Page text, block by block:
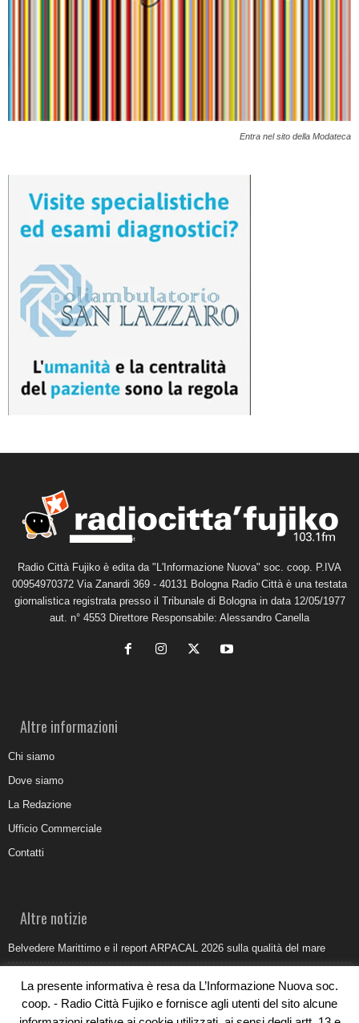
Entra nel sito della Modateca
Radio Città Fujiko è edita da "L'Informazione Nuova" soc. coop. P.IVA
00954970372 Via Zanardi 369 - 40131 Bologna Radio Città è una testata
giornalistica registrata presso il Tribunale di Bologna in data 12/05/1977
aut. n° 4553 Direttore Responsabile: Alessandro Canella
Altre informazioni
Chi siamo
Dove siamo
La Redazione
Ufficio Commerciale
Contatti
Altre notizie
Belvedere Marittimo e il report ARPACAL 2026 sulla qualità del mare
Umidità di risalita in casa, come riconoscere i segnali veri
La presente informativa è resa da L’Informazione Nuova soc.
coop. - Radio Città Fujiko e fornisce agli utenti del sito alcune